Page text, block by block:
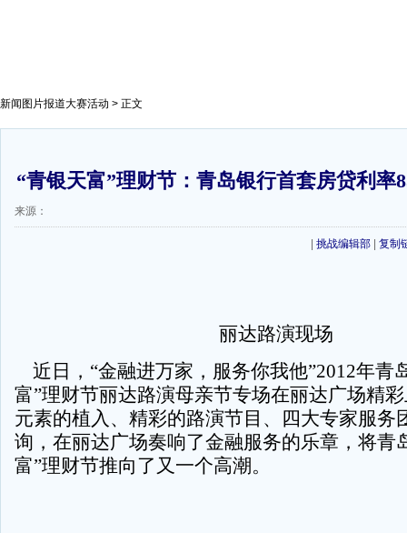
新闻图片报道大赛活动 > 正文
“青银天富”理财节：青岛银行首套房贷利率
来源：
挑战编辑部 复制
丽达路演现场
近日，“金融进万家，服务你我他”2012年青
富”理财节丽达路演母亲节专场在丽达广场精
元素的植入、精彩的路演节目、四大专家服务
询，在丽达广场奏响了金融服务的乐章，将青
富”理财节推向了又一个高潮。